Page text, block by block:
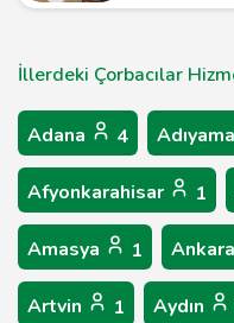
İllerdeki Çorbacılar
Adana 4
Afyonkarahisar 1
Amasya 1 Ankara
Artvin 1 Aydın